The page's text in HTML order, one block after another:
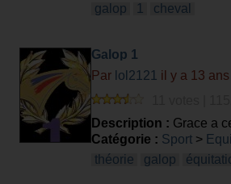
galop
1 cheval
Galop 1
Par lol2121 il y a 13
Description : Grace a
Catégorie : Sport >
théorie
galop